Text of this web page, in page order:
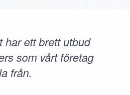
har ett brett utbud
som vårt företag
från.